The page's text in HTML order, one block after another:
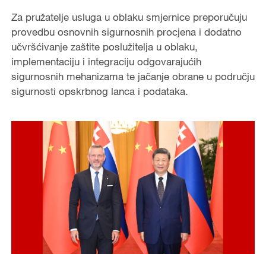
Za pružatelje usluga u oblaku smjernice preporučuju
provedbu osnovnih sigurnosnih procjena i dodatno
učvršćivanje zaštite poslužitelja u oblaku,
implementaciju i integraciju odgovarajućih
sigurnosnih mehanizama te jačanje obrane u području
sigurnosti opskrbnog lanca i podataka.